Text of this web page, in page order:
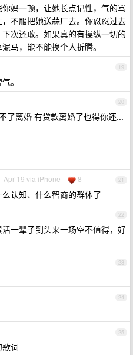
妈一顿，让她长点记性，气的骂
不服把她送蒜厂去。你忍忍过去
次还敢。如果真的有操纵一切的
马，能不能换个人折腾。
19
。
20
了离婚 有贷款离婚了也得你还...
21
Apr 19 via iPhone 8
认知、什么智商的群体了
22
一辈子到头来一场空不值得，好
23
24
25
词